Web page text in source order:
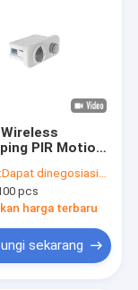
Wireless
PIR Motion
Zhaga
Installation
Dapat dinegosiasikan
pcs
harga terbaru
sekarang